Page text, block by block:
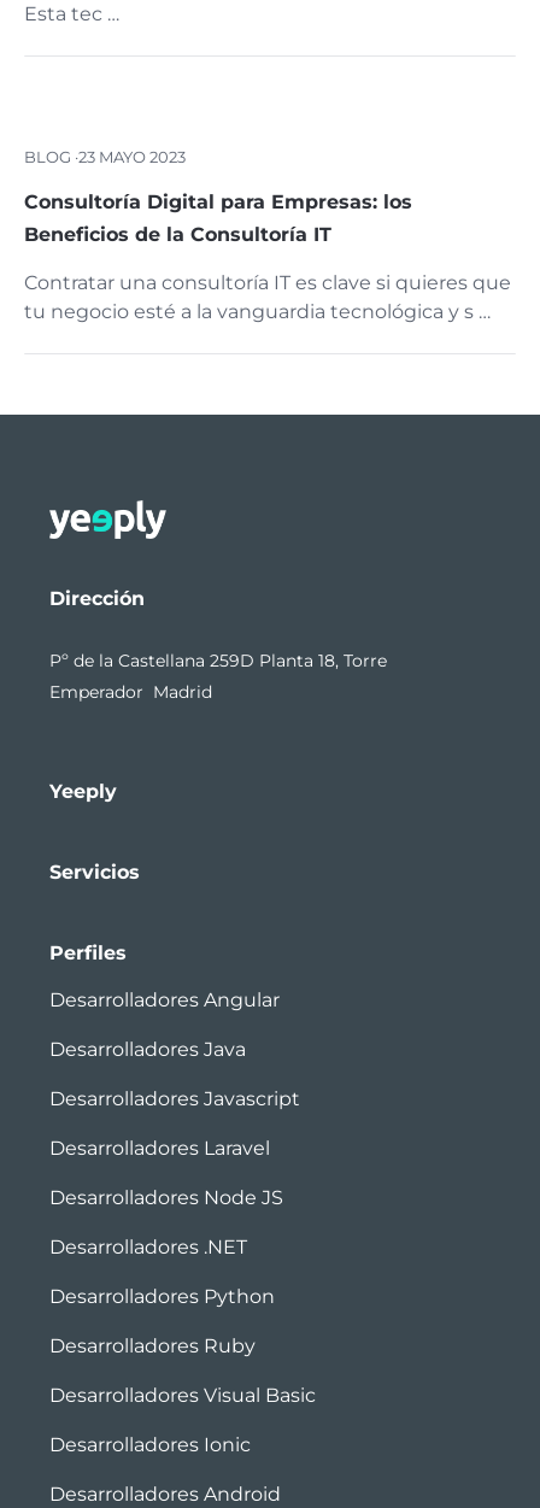
Esta tec …
BLOG ·23 MAYO 2023
Consultoría Digital para Empresas: los
Beneficios de la Consultoría IT
Contratar una consultoría IT es clave si quieres que
tu negocio esté a la vanguardia tecnológica y s …
Dirección
Pº de la Castellana 259D Planta 18, Torre
Emperador Madrid
Yeeply
Servicios
Perfiles
Desarrolladores Angular
Desarrolladores Java
Desarrolladores Javascript
Desarrolladores Laravel
Desarrolladores Node JS
Desarrolladores .NET
Desarrolladores Python
Desarrolladores Ruby
Desarrolladores Visual Basic
Desarrolladores Ionic
Desarrolladores Android